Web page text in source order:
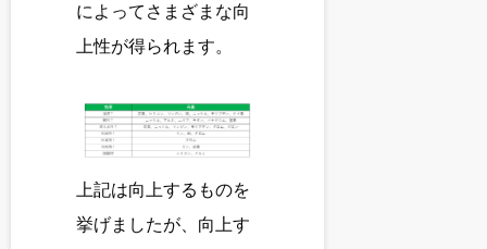
によってさまざまな向
上性が得られます。
上記は向上するものを
挙げましたが、向上す